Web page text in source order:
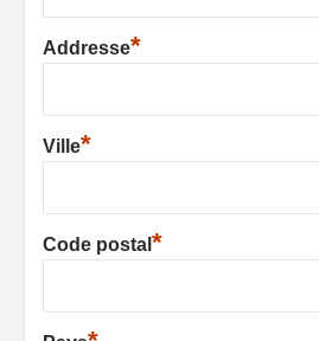
Addresse*
Ville*
Code postal *